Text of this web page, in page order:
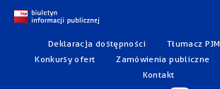
Deklaracja dostępności Tłumacz PJM
Konkursy ofert
Zamówienia publiczne
Kontakt